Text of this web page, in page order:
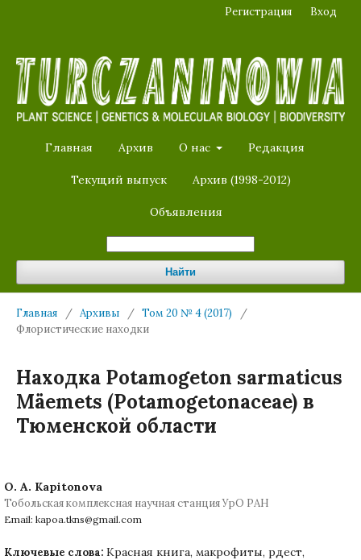
Главная Архив О нас Редакция
Текущий выпуск Архив (1998-2012)
Объявления
Найти
Регистрация Вход
Главная / Архивы / Том 20 № 4 (2017)
/
Флористические находки
Находка Potamogeton sarmaticus
Mäemets (Potamogetonaceae) в
Тюменской области
O. A. Kapitonova
Тобольская комплексная научная станция УрО РАН
Email: kapoa.tkns@gmail.com
Ключевые слова: Красная книга, макрофиты, рдест,